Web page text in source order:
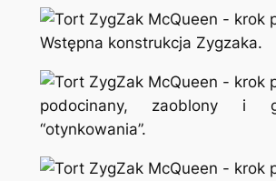
Wstępna konstrukcja Zygzaka.
podocinany, zaoblony i
“otynkowania”.